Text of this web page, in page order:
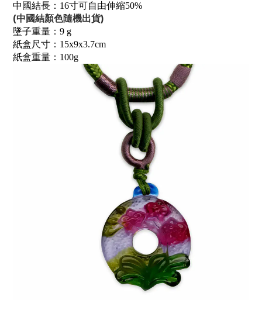
中國結長：16寸可自由伸縮50%
(中國結顏色隨機出貨)
墬子重量：9 g
紙盒尺寸：15x9x3.7cm
紙盒重量：100g